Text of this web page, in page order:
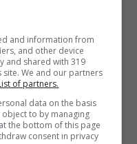
e casino
a 2.000€ in Bonus
deposito fino a 50€
and information from
and other device
and shared with 319
We and our partners
of partners.
data on the basis
to by managing
the bottom of this page
consent in privacy